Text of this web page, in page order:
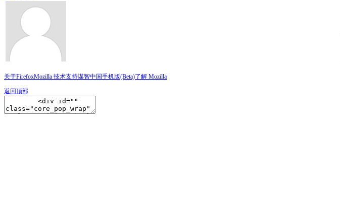
关于FirefoxMozilla 技术支持谋智中国手机版(Beta)了解 Mozilla
返回顶部